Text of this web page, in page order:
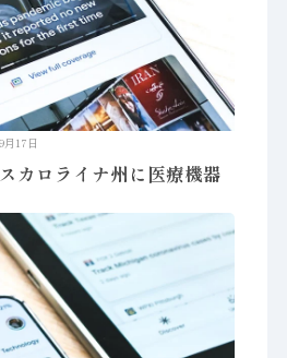
月17日
カロライナ州に医療機器